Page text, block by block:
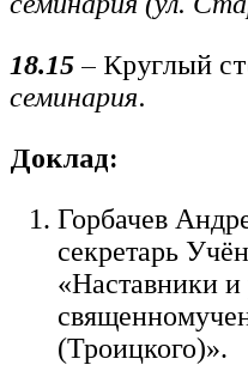
18.15 – Круглый
семинария.
Доклад:
Горбачев
секретарь
«Наставники и
(Троицкого)».